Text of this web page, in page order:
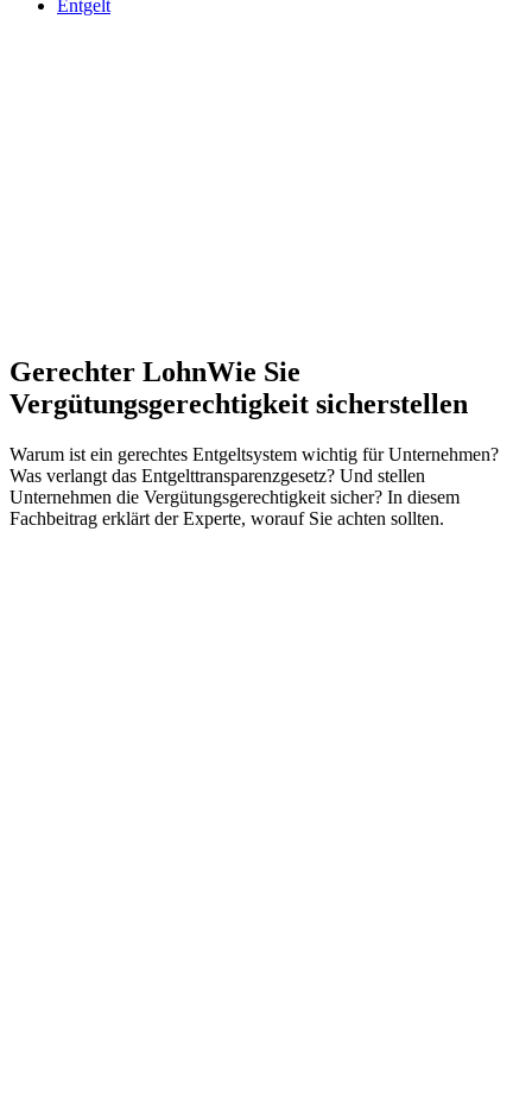
Entgelt
Gerechter LohnWie Sie
Vergütungsgerechtigkeit sicherstellen
Warum ist ein gerechtes Entgeltsystem wichtig für Unternehmen?
Was verlangt das Entgelttransparenzgesetz? Und stellen
Unternehmen die Vergütungsgerechtigkeit sicher? In diesem
Fachbeitrag erklärt der Experte, worauf Sie achten sollten.